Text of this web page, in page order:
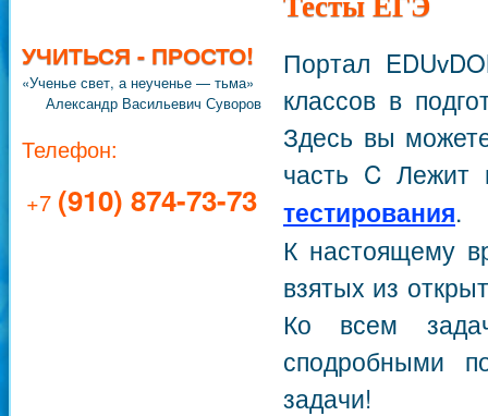
УЧИТЬСЯ - ПРОСТО!
«Ученье свет, а неученье — тьма»
Александр Васильевич Суворов
Телефон:
+7 (910) 874-73-73
Портал
классов в
Здесь вы
часть C
тестирования.
К настоящему
взятых из
Ко всем
сподробными
задачи!